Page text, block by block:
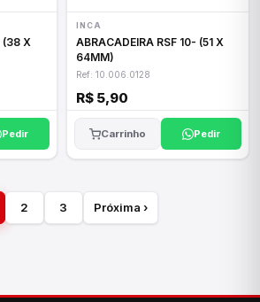
Pedir
INCA
ABRACADEIRA RSF 10- (51 X
64MM)
Ref: 10.006.0128
R$ 5,90
Carrinho Pedir
2 3 Próxima ›